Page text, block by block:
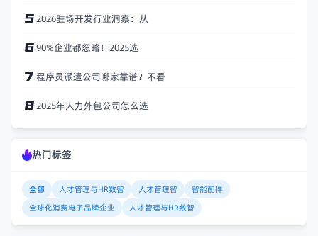
2026驻场开发行业洞察：从
90%企业都忽略！2025选
程序员派遣公司哪家靠谱？不看
2025年人力外包公司怎么选
热门标签
全部 人才管理与HR数智 人才管理智
智能配件
全球化消费电子品牌企业
人才管理与HR数智